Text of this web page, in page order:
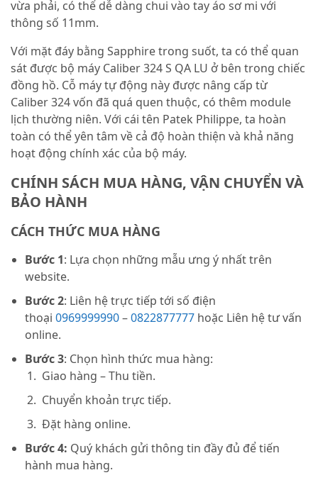
vừa phải, có thể dễ dàng chui vào tay áo sơ mi với
thông số 11mm.
Với mặt đáy bằng Sapphire trong suốt, ta có thể quan
sát được bộ máy Caliber 324 S QA LU ở bên trong chiếc
đồng hồ. Cỗ máy tự động này được nâng cấp từ
Caliber 324 vốn đã quá quen thuộc, có thêm module
lịch thường niên. Với cái tên Patek Philippe, ta hoàn
toàn có thể yên tâm về cả độ hoàn thiện và khả năng
hoạt động chính xác của bộ máy.
CHÍNH SÁCH MUA HÀNG, VẬN CHUYỂN VÀ
BẢO HÀNH
CÁCH THỨC MUA HÀNG
Bước 1: Lựa chọn những mẫu ưng ý nhất trên
website.
Bước 2: Liên hệ trực tiếp tới số điện
thoại 0969999990–0822877777 hoặc Liên hệ tư vấn
online.
Bước 3: Chọn hình thức mua hàng:
Giao hàng – Thu tiền.
Chuyển khoản trực tiếp.
Đặt hàng online.
Bước 4: Quý khách gửi thông tin đầy đủ để tiến
hành mua hàng.